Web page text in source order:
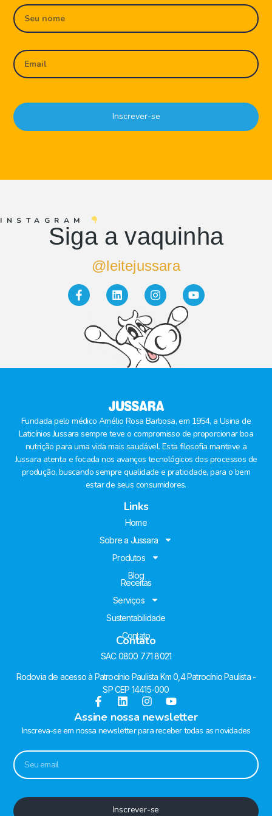
Leia Mais
1 2
Inscrever-se
INSTAGRAM
Siga a vaquinha
@leitejussara
Fundada pelo médico Amélio Rosa Barbosa, em 1954, a Usina de
Laticínios Jussara sempre teve o compromisso de proporcionar boa
nutrição para uma vida mais saudável. Esta filosofia manteve a
Jussara atenta e focada nos avanços tecnológicos dos processos de
produção, buscando sempre qualidade e praticidade, para o bem
estar de seus consumidores.
Links
Home
Sobre a Jussara
Produtos
Blog
Receitas
Serviços
Sustentabilidade
Contato
Contato
SAC 0800 771 8021
Rodovia de acesso à Patrocínio Paulista Km 0,4 Patrocínio Paulista -
SP CEP 14415-000
Assine nossa newsletter
Inscreva-se em nossa newsletter para receber todas as novidades
Inscrever-se